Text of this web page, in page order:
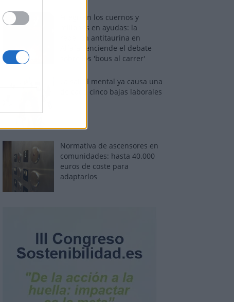
Fuego en los cuernos y
millones en ayudas: la
rebelión antitaurina en
Alfafar enciende el debate
sobre los 'bous al carrer'
La salud mental ya causa una
de cada cinco bajas laborales
Normativa de ascensores en
comunidades: hasta 40.000
euros de coste para
adaptarlos